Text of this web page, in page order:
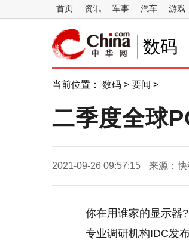
首页 资讯 军事 汽车 游戏
数码
当前位置： 数码 > 要闻 >
二季度全球
2021-09-26 09:57:15 来源：
你在用谁家的显示器?
专业调研机构IDC发